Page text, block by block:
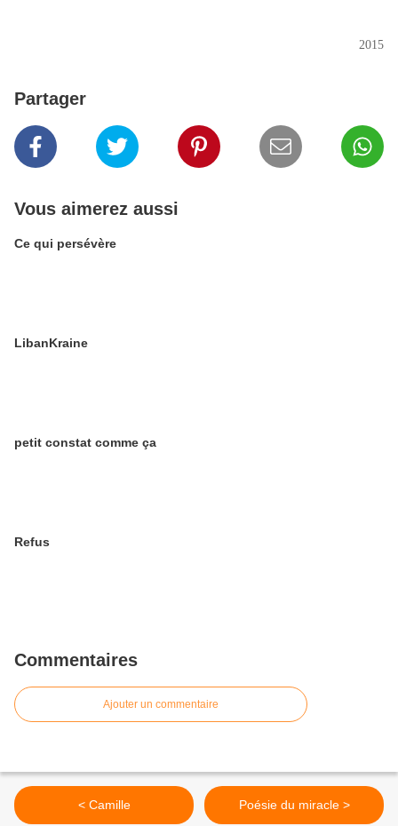
2015
Partager
Vous aimerez aussi
Ce qui persévère
LibanKraine
petit constat comme ça
Refus
Commentaires
Ajouter un commentaire
< Camille Poésie du miracle >